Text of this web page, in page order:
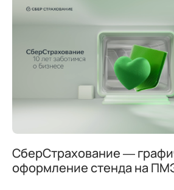
СберСтрахование —
оформление стенда на